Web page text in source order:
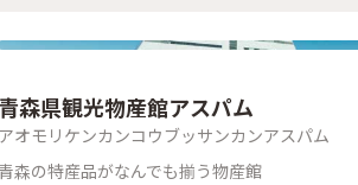
青森県観光物産館アスパム
アオモリケンカンコウブッサンカンアスパム
森の特産品がなんでも揃う物産館